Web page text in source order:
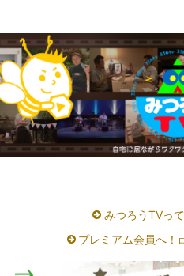
みつろうTVっ
プレミアム会員へ！